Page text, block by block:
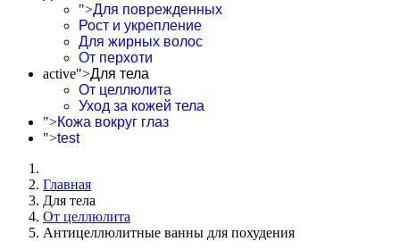
">Для поврежденных
Рост и укрепление
Для жирных волос
От перхоти
active">Для тела
От целлюлита
Уход за кожей тела
">Кожа вокруг глаз
">test
Главная
Для тела
От целлюлита
Антицеллюлитные ванны для похудения